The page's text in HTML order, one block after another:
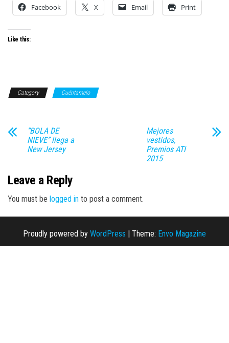
Facebook X Email Print
Like this:
Category Cuéntamelo
“BOLA DE
NIEVE” llega a
New Jersey
Mejores
vestidos,
Premios ATI
2015
Leave a Reply
You must be logged in to post a comment.
Proudly powered by WordPress | Theme: Envo Magazine